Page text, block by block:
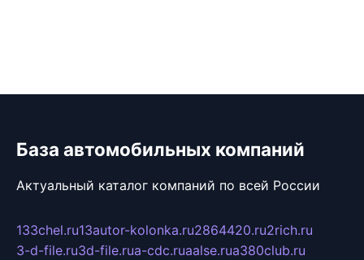
База автомобильных компаний
Актуальный каталог компаний по всей России
133chel.ru13autor-kolonka.ru2864420.ru2rich.ru
3-d-file.ru3d-file.rua-cdc.ruaalse.rua380club.ru